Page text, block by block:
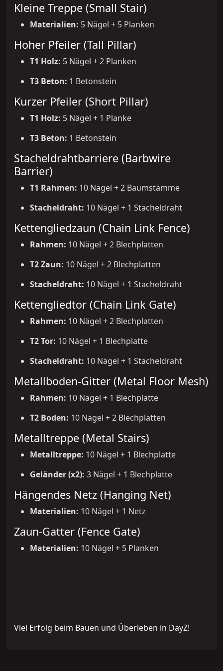
Kleine Treppe (Small Stair)
Materialien: 5 Nägel + 5 Planken
Hoher Pfeiler (Tall Pillar)
T1 Holz: 5 Nägel + 2 Planken
T3 Beton: 1 Betonstein
Kurzer Pfeiler (Short Pillar)
T1 Holz: 5 Nägel + 1 Planke
T3 Beton: 1 Betonstein
Stacheldrahtbarriere (Barbwire
Barrier)
T1 Rahmen: 10 Nägel + 2 Baumstämme
Stacheldraht: 10 Nägel + 1 Stacheldraht
Kettengliedzaun (Chain Link Fence)
Rahmen: 10 Nägel + 2 Blechplatten
T2 Zaun: 10 Nägel + 2 Blechplatten
Stacheldraht: 10 Nägel + 1 Stacheldraht
Kettengliedtor (Chain Link Gate)
Rahmen: 10 Nägel + 2 Blechplatten
T2 Tor: 10 Nägel + 1 Blechplatte
Stacheldraht: 10 Nägel + 1 Stacheldraht
Metallboden-Gitter (Metal Floor Mesh)
Rahmen: 10 Nägel + 1 Blechplatte
T2 Boden: 10 Nägel + 2 Blechplatten
Metalltreppe (Metal Stairs)
Metalltreppe: 10 Nägel + 1 Blechplatte
Geländer (x2): 3 Nägel + 1 Blechplatte
Hängendes Netz (Hanging Net)
Materialien: 10 Nägel + 1 Netz
Zaun-Gatter (Fence Gate)
Materialien: 10 Nägel + 5 Planken
Viel Erfolg beim Bauen und Überleben in DayZ!